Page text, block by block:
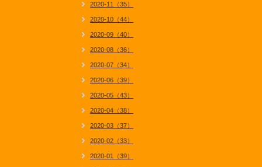
2020-11（35）
2020-10（44）
2020-09（40）
2020-08（36）
2020-07（34）
2020-06（39）
2020-05（43）
2020-04（38）
2020-03（37）
2020-02（33）
2020-01（39）